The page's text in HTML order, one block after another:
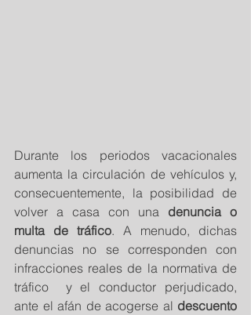
Durante los periodos vacacionales
aumenta la circulación de vehículos y,
consecuentemente, la posibilidad de
volver a casa con una denuncia o
multa de tráfico. A menudo, dichas
denuncias no se corresponden con
infracciones reales de la normativa de
tráfico  y el conductor perjudicado,
ante el afán de acogerse al descuento